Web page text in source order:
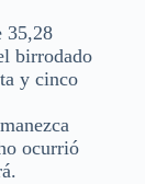
35,28
birrodado
y cinco
ocurrió